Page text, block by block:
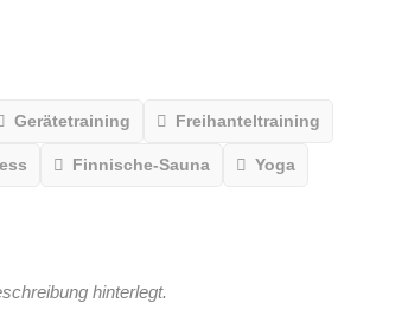
Gerätetraining Freihanteltraining
Finnische-Sauna Yoga
hinterlegt.